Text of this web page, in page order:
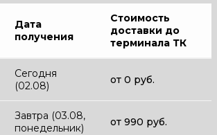
Дата
получения
Стоимость
доставки до
терминала ТК
Сегодня
(02.08)
от 0 руб.
Завтра (03.08,
понедельник)
от 990 руб.